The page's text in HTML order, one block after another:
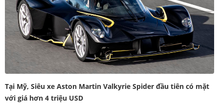
Tại Mỹ, Siêu xe Aston Martin Valkyrie Spider đầu tiên có mặt
với giá hơn 4 triệu USD